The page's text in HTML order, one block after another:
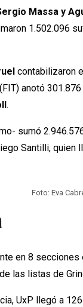
Massa y
1.502.096
contabilizaron
anotó
.
sumó
Santilli, quien
Foto: Eva
en 8 secciones
las listas de
UxP llegó a